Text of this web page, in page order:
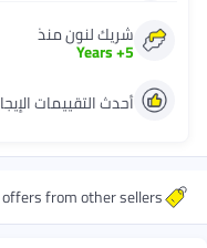
المنتج كما في الوصف